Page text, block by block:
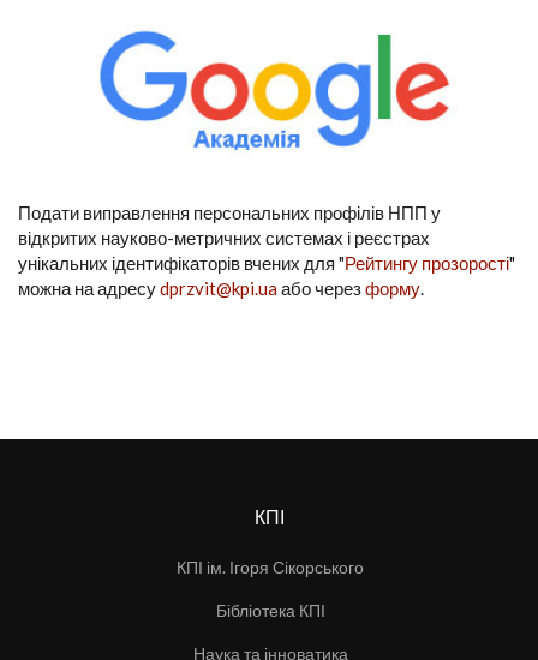
Подати виправлення персональних профілів НПП у
відкритих науково-метричних системах і реєстрах
унікальних ідентифікаторів вчених для "Рейтингу прозорості"
можна на адресуdprzvit@kpi.uaабо черезформу.
КПІ
КПІ ім. Ігоря Сікорського
Бібліотека КПІ
Наука та інноватика